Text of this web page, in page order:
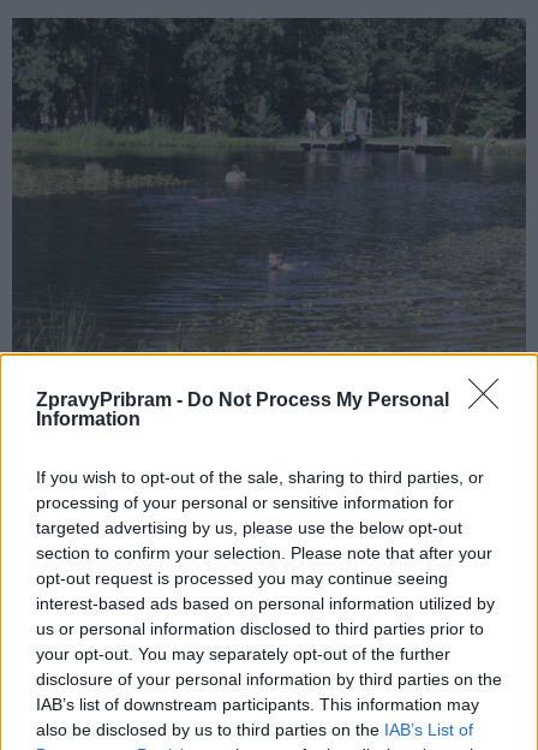
ZpravyPribram - Do Not Process My Personal
Information
If you wish to opt-out of the sale, sharing to third parties, or
processing of your personal or sensitive information for
targeted advertising by us, please use the below opt-out
section to confirm your selection. Please note that after your
opt-out request is processed you may continue seeing
interest-based ads based on personal information utilized by
us or personal information disclosed to third parties prior to
your opt-out. You may separately opt-out of the further
disclosure of your personal information by third parties on the
IAB’s list of downstream participants. This information may
also be disclosed by us to third parties on the IAB’s List of
Koupaliště v Jincích. Foto: Zprávy Příbram
Krajská hygienická stanice zároveň věří, že příznivý vývoj kvality
vody na sledovaných lokalitách vydrží co nejdéle a návštěvníci si
budou moci letní koupání užívat bez omezení.
Aktuální hodnocení všech sledovaných přírodních koupališť ve
Středočeském kraji je průběžně zveřejňováno na webových
stránkách Krajské hygienické stanice Středočeského kraje.
Komentáře